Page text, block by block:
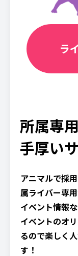
ラ
所属専
手厚い
アニマルで採
属ライバー専
イベント情報
イベントのオ
るので楽しく
す！